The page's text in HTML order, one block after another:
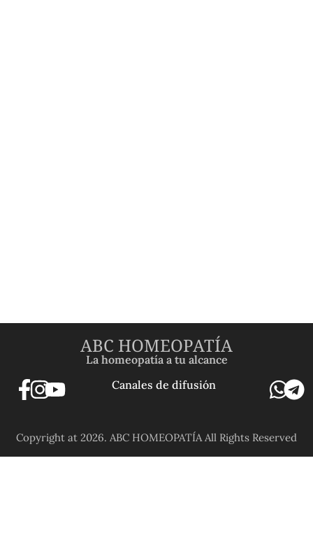
ABC HOMEOPATÍA
La homeopatía a tu alcance
Canales de difusión
Copyright at 2026. ABC HOMEOPATÍA All Rights Reserved